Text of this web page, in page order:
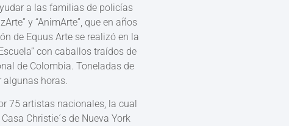
a las familias de policías
y “AnimArte”, que en años
de Equus Arte se realizó en la
con caballos traídos de
de Colombia. Toneladas de
horas.
75 artistas nacionales, la cual
Christie´s de Nueva York